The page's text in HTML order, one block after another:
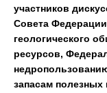
участников
Совета
геологического
ресурсов,
запасам